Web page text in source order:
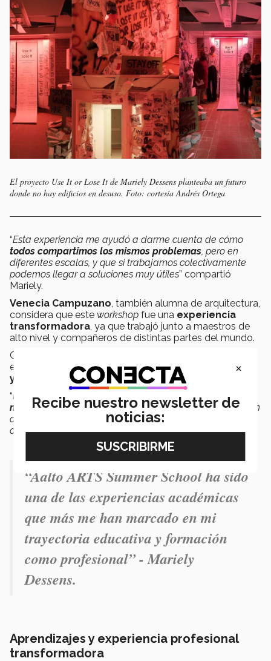
El proyecto Use It or Lose It de Mariely Dessens planteaba un futuro
donde no hay edificios en desuso. Foto: cortesía Andrés Ortega
“Esta experiencia me ayudó a darme cuenta de cómo
todos compartimos los mismos problemas, pero en
diferentes escalas, y que si trabajamos colectivamente
podemos llegar a soluciones muy útiles” compartió
Mariely.
Venecia Campuzano, también alumna de arquitectura,
considera que este workshop fue una experiencia
transformadora, ya que trabajó junto a maestros de
alto nivel y compañeros de distintas partes del mundo.
Cada intercambio cultural aportó algo valioso en la
experiencia de las alumnas,fomentando su apertura
y adaptabilidada nuevos retos, afirmó Venecia.
“Fue una experiencia impresionante, no solo aprendí
nuevas técnicas y métodos de trabajo, sino que también
desarrollé
habilidades de comunicación intercultural
de
trabajo en equipo”, comentó a CONECTA.
“Aalto ARTS Summer School ha sido
una de las experiencias académicas
que más me han marcado en mi
trayectoria educativa y formación
como profesional” - Mariely
Dessens.
Aprendizajes y experiencia profesional
transformadora
×
Recibe nuestro newsletter de
noticias: